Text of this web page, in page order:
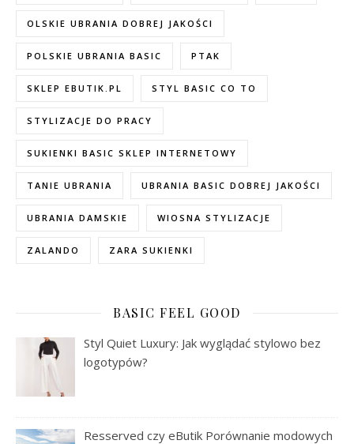
OLSKIE UBRANIA DOBREJ JAKOŚCI
POLSKIE UBRANIA BASIC PTAK
SKLEP EBUTIK.PL STYL BASIC CO TO
STYLIZACJE DO PRACY
SUKIENKI BASIC SKLEP INTERNETOWY
TANIE UBRANIA UBRANIA BASIC DOBREJ JAKOŚCI
UBRANIA DAMSKIE WIOSNA STYLIZACJE
ZALANDO ZARA SUKIENKI
BASIC FEEL GOOD
Styl Quiet Luxury: Jak wyglądać stylowo bez
logotypów?
Resserved czy eButik Porównanie modowych